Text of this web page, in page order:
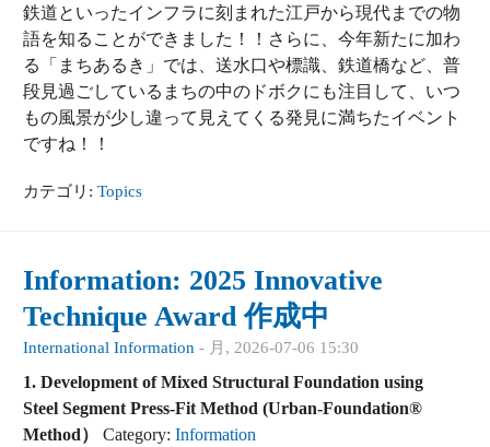
鉄道といったインフラに刻まれた江戸から現代までの物
語を知ることができました！！さらに、今年新たに加わ
る「まちあるき」では、送水口や標識、鉄道橋など、普
段見過ごしているまちの中のドボクにも注目して、いつ
もの風景が少し違って見えてくる発見に満ちたイベント
ですね！！
カテゴリ: Topics
Information: 2025 Innovative
Technique Award 作成中
International Information - 月, 2026-07-06 15:30
1. Development of Mixed Structural Foundation using
Steel Segment Press-Fit Method (Urban-Foundation®
Method）
Category: Information